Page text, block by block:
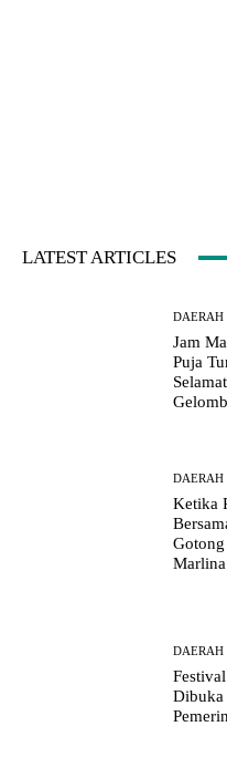
LATEST ARTICLES
DAERAH
Jam
Puja
DAERAH
Ketika
Marlina
DAERAH
Dibuka